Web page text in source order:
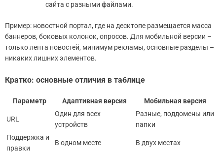
сайта с разными файлами.
Пример: новостной портал, где на десктопе размещается масса
баннеров, боковых колонок, опросов. Для мобильной версии –
только лента новостей, минимум рекламы, основные разделы –
никаких лишних элементов.
Кратко: основные отличия в таблице
Параметр Адаптивная версия Мобильная версия
URL
Один для всех
устройств
Разные, поддомены или
папки
Поддержка и
правки
В одном месте В двух местах